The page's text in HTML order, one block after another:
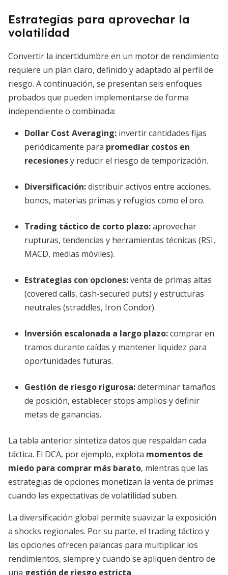
Estrategias para aprovechar la
volatilidad
Convertir la incertidumbre en un motor de rendimiento
requiere un plan claro, definido y adaptado al perfil de
riesgo. A continuación, se presentan seis enfoques
probados que pueden implementarse de forma
independiente o combinada:
Dollar Cost Averaging: invertir cantidades fijas
periódicamente para promediar costos en
recesionesy reducir el riesgo de temporización.
Diversificación:distribuir activos entre acciones,
bonos, materias primas y refugios como el oro.
Trading táctico de corto plazo:aprovechar
rupturas, tendencias y herramientas técnicas (RSI,
MACD, medias móviles).
Estrategias con opciones:venta de primas altas
(covered calls, cash-secured puts) y estructuras
neutrales (straddles, Iron Condor).
Inversión escalonada a largo plazo:comprar en
tramos durante caídas y mantener liquidez para
oportunidades futuras.
Gestión de riesgo rigurosa:determinar tamaños
de posición, establecer stops amplios y definir
metas de ganancias.
La tabla anterior sintetiza datos que respaldan cada
táctica. El DCA, por ejemplo, explota momentos de
miedo para comprar más barato, mientras que las
estrategias de opciones monetizan la venta de primas
cuando las expectativas de volatilidad suben.
La diversificación global permite suavizar la exposición
a shocks regionales. Por su parte, el trading táctico y
las opciones ofrecen palancas para multiplicar los
rendimientos, siempre y cuando se apliquen dentro de
una gestión de riesgo estricta.